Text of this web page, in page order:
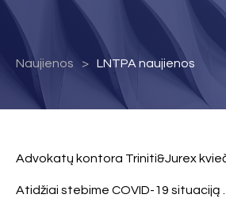
Naujienos LNTPA naujienos
Advokatų kontora Triniti&Jurex
Atidžiai stebime COVID-19